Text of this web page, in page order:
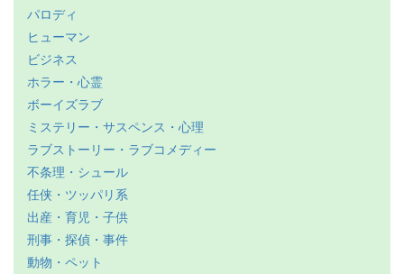
パロディ
ヒューマン
ビジネス
ホラー・心霊
ボーイズラブ
ミステリー・サスペンス・心理
ラブストーリー・ラブコメディー
不条理・シュール
任侠・ツッパリ系
出産・育児・子供
刑事・探偵・事件
動物・ペット